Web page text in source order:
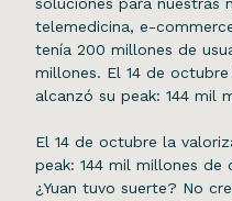
telemedicina, e-
tenía 200 millones de
millones. El 14 de
alcanzó su peak: 144 mil
El 14 de octubre la
peak: 144 mil millones de
¿Yuan tuvo suerte? No